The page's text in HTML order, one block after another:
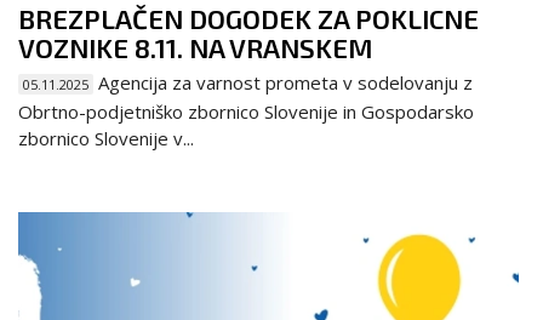
BREZPLAČEN DOGODEK ZA POKLICNE
VOZNIKE 8.11. NA VRANSKEM
05.11.2025 Agencija za varnost prometa v sodelovanju z
Obrtno-podjetniško zbornico Slovenije in Gospodarsko
zbornico Slovenije v...